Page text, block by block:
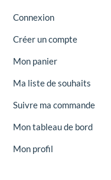
Connexion
Créer un compte
Mon panier
Ma liste de souhaits
Suivre ma commande
Mon tableau de bord
Mon profil